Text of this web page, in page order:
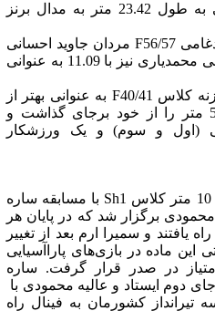
نماینده کشورمان هم با پرتابی به طول 23.42 متر به مدال برنز
* در رشته پرتاب وزنه کلاس ادغامی F56/57 مردان جاوید احسانی
شکیب با 12.49 چهارم شد و علی محمدیاری نیز با 11.09 به عنوانی
* ژیلا یوسفی در ماده پرتاب وزنه کلاس F40/41 به عنوانی بهتر از
چهارمی نرسید. او رکورد 5.56 متر را از خود برجای گذاشت و
(اول و سوم) و یک ورزشکار
* رقابت‌های تپانچه بادی بانوان 10 متر کلاس Sh1 با مسابقه ساره
برگزار شد که در پایان هر
یافتند و سمیرا ارم بعد از تغییر
این ماده در بازی‌های پاراآسیایی
ارم با 569/16 امتیاز در صدر قرار گرفت. ساره
14 امتیاز در جای دوم ایستاد و عالیه محمودی با
سه تیرانداز کشورمان به فینال راه